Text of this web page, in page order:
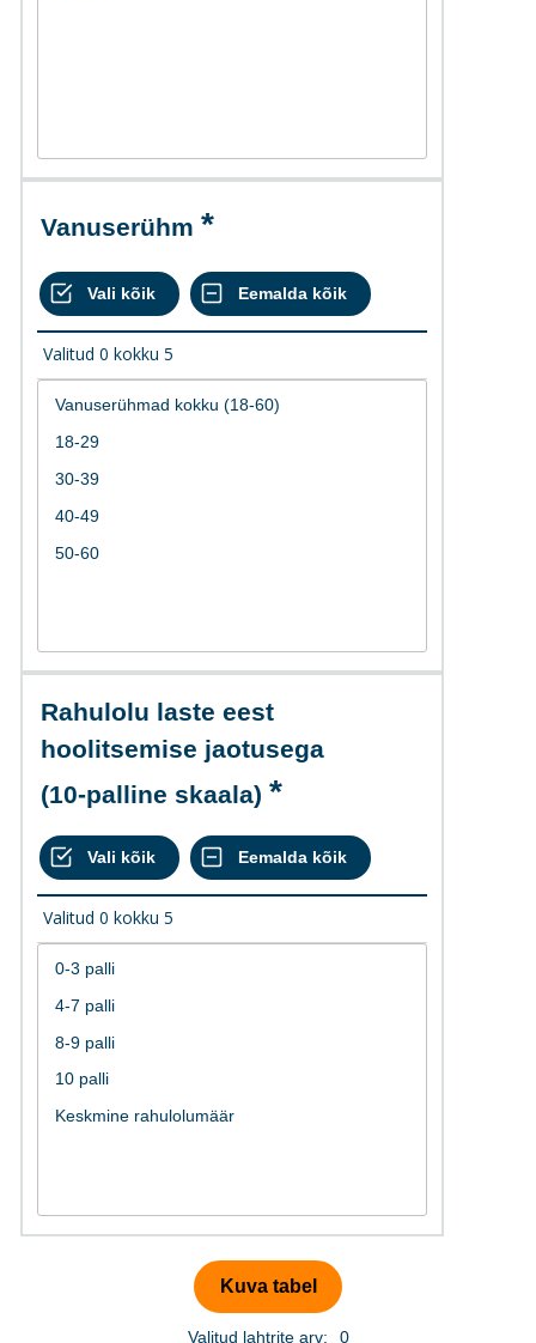
Vanuserühm
Valitud 0 kokku 5
Rahulolu laste eest
hoolitsemise jaotusega
(10-palline skaala)
Valitud 0 kokku 5
Valitud lahtrite arv: 0